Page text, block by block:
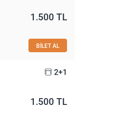
1.500 TL
BİLET AL
2+1
1.500 TL